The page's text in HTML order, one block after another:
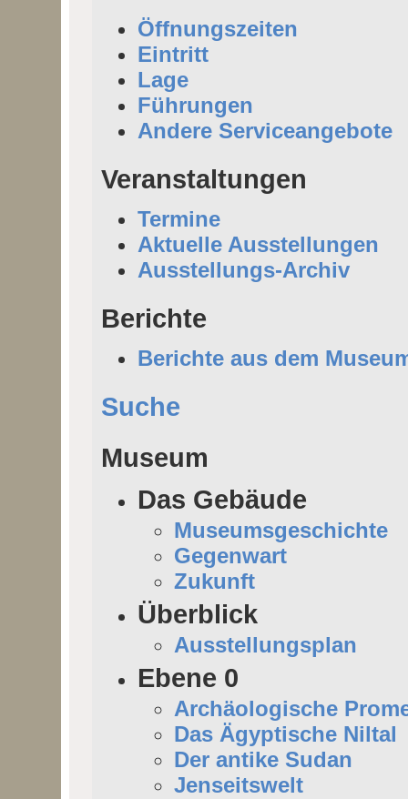
Öffnungszeiten
Eintritt
Lage
Führungen
Andere Serviceangebote
Veranstaltungen
Termine
Aktuelle Ausstellungen
Ausstellungs-Archiv
Berichte
Berichte aus dem
Suche
Museum
Das Gebäude
Museumsgeschichte
Gegenwart
Zukunft
Überblick
Ausstellungsplan
Ebene 0
Archäologische
Das Ägyptische Niltal
Der antike Sudan
Jenseitswelt